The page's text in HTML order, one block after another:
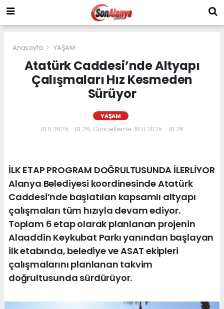
Anasayfa YAŞAM
Atatürk Caddesi’nde Altyapı
Çalışmaları Hız Kesmeden
Sürüyor
YAŞAM
18.11.2025 - 18:26, Güncelleme: 18.11.2025 - 18:26
İLK ETAP PROGRAM DOĞRULTUSUNDA İLERLİYOR
Alanya Belediyesi koordinesinde Atatürk
Caddesi’nde başlatılan kapsamlı altyapı
çalışmaları tüm hızıyla devam ediyor.
Toplam 6 etap olarak planlanan projenin
Alaaddin Keykubat Parkı yanından başlayan
ilk etabında, belediye ve ASAT ekipleri
çalışmalarını planlanan takvim
doğrultusunda sürdürüyor.